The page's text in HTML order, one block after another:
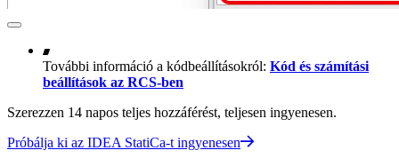
További információ a kódbeállításokról: Kód és számítási
beállítások az RCS-ben
Szerezzen 14 napos teljes hozzáférést, teljesen ingyenesen.
Próbálja ki az IDEA StatiCa-t ingyenesen